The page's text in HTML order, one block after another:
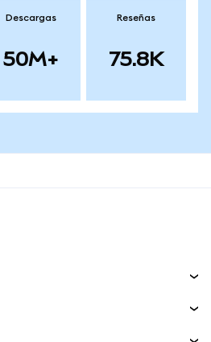
Descargas
50M+
Reseñas
75.8K